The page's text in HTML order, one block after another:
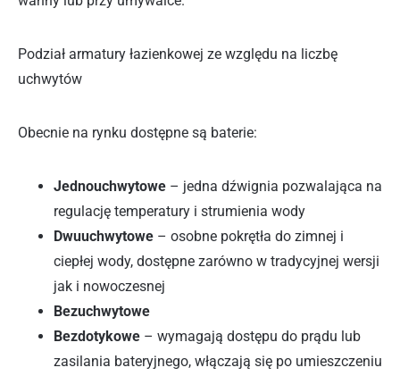
Podział armatury łazienkowej ze względu na liczbę
uchwytów
Obecnie na rynku dostępne są baterie:
Jednouchwytowe – jedna dźwignia pozwalająca na
regulację temperatury i strumienia wody
Dwuuchwytowe – osobne pokrętła do zimnej i
ciepłej wody, dostępne zarówno w tradycyjnej wersji
jak i nowoczesnej
Bezuchwytowe
Bezdotykowe – wymagają dostępu do prądu lub
zasilania bateryjnego, włączają się po umieszczeniu